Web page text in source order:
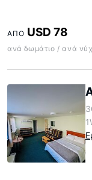
ΑΠΌ USD 78
ανά δωμάτιο / ανά